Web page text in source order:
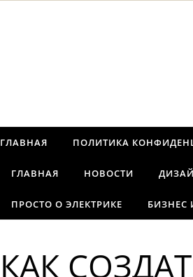
ГЛАВНАЯ ПОЛИТИКА
ГЛАВНАЯ НОВОСТИ
ПРОСТО О ЭЛЕКТРИКЕ
КАК